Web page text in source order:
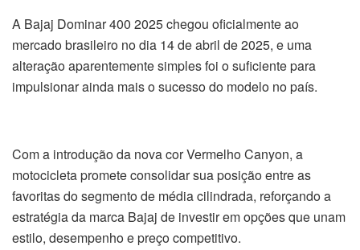
A Bajaj Dominar 400 2025 chegou oficialmente ao
mercado brasileiro no dia 14 de abril de 2025, e uma
alteração aparentemente simples foi o suficiente para
impulsionar ainda mais o sucesso do modelo no país.
Com a introdução da nova cor Vermelho Canyon, a
motocicleta promete consolidar sua posição entre as
favoritas do segmento de média cilindrada, reforçando a
estratégia da marca Bajaj de investir em opções que unam
estilo, desempenho e preço competitivo.